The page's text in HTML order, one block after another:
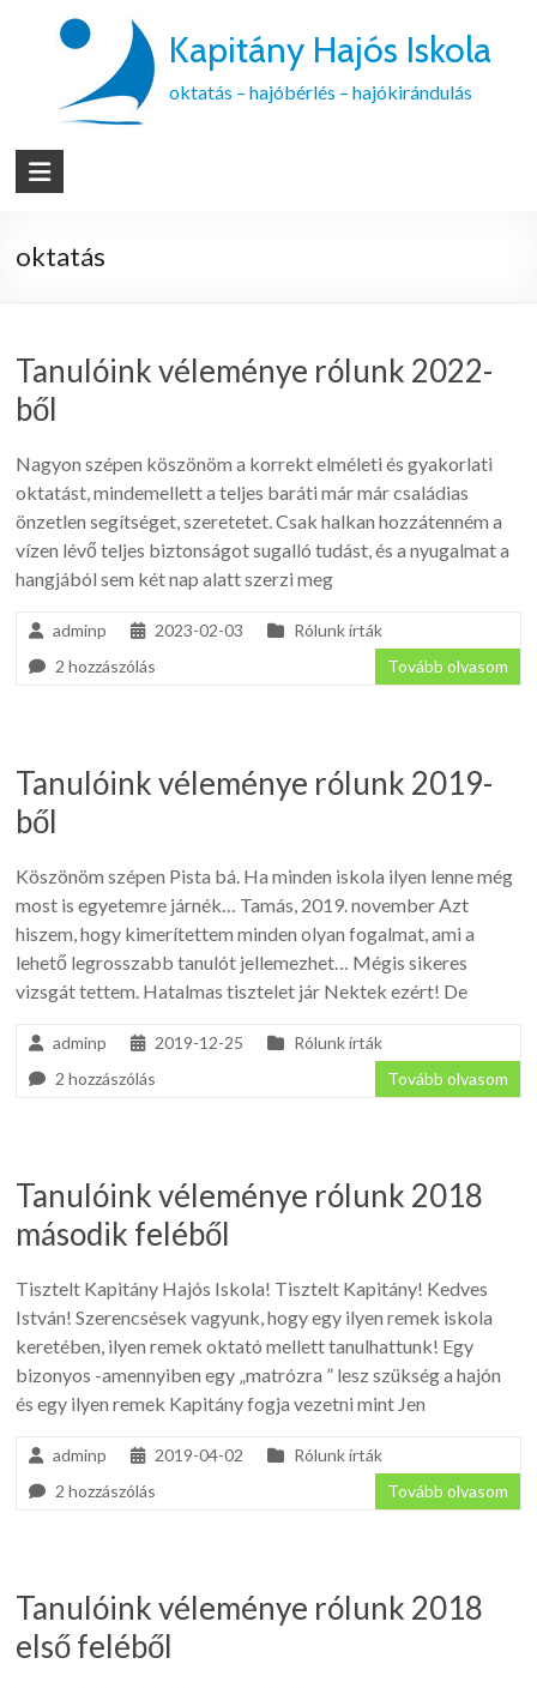
Kapitány Hajós Iskola
oktatás – hajóbérlés – hajókirándulás
oktatás
Tanulóink véleménye rólunk 2022-
ből
Nagyon szépen köszönöm a korrekt elméleti és gyakorlati
oktatást, mindemellett a teljes baráti már már családias
önzetlen segítséget, szeretetet. Csak halkan hozzátenném a
vízen lévő teljes biztonságot sugalló tudást, és a nyugalmat a
hangjából sem két nap alatt szerzi meg
adminp 2023-02-03
Rólunk írták
2 hozzászólás
Tovább olvasom
Tanulóink véleménye rólunk 2019-
ből
Köszönöm szépen Pista bá. Ha minden iskola ilyen lenne még
most is egyetemre járnék… Tamás, 2019. november Azt
hiszem, hogy kimerítettem minden olyan fogalmat, ami a
lehető legrosszabb tanulót jellemezhet… Mégis sikeres
vizsgát tettem. Hatalmas tisztelet jár Nektek ezért! De
adminp 2019-12-25
Rólunk írták
2 hozzászólás
Tovább olvasom
Tanulóink véleménye rólunk 2018
második feléből
Tisztelt Kapitány Hajós Iskola! Tisztelt Kapitány! Kedves
István! Szerencsések vagyunk, hogy egy ilyen remek iskola
keretében, ilyen remek oktató mellett tanulhattunk! Egy
bizonyos -amennyiben egy „matrózra ” lesz szükség a hajón
és egy ilyen remek Kapitány fogja vezetni mint Jen
adminp 2019-04-02
Rólunk írták
2 hozzászólás
Tovább olvasom
Tanulóink véleménye rólunk 2018
első feléből